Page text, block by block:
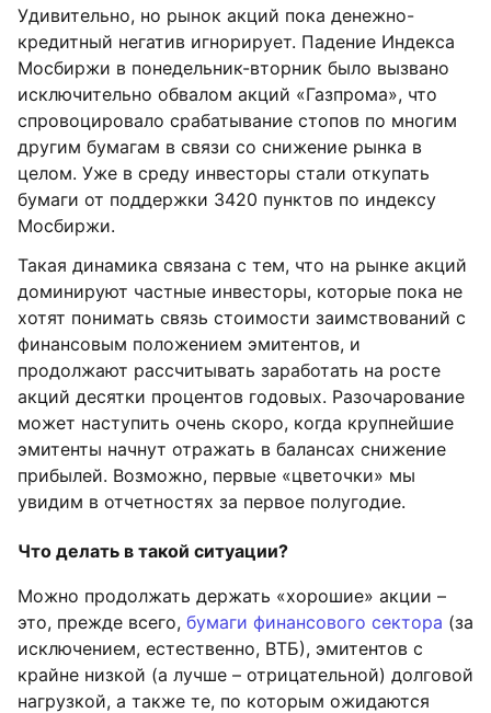
Удивительно, но рынок акций пока денежно-
кредитный негатив игнорирует. Падение Индекса
Мосбиржи в понедельник-вторник было вызвано
исключительно обвалом акций «Газпрома», что
спровоцировало срабатывание стопов по многим
другим бумагам в связи со снижение рынка в
целом. Уже в среду инвесторы стали откупать
бумаги от поддержки 3420 пунктов по индексу
Мосбиржи.
Такая динамика связана с тем, что на рынке акций
доминируют частные инвесторы, которые пока не
хотят понимать связь стоимости заимствований с
финансовым положением эмитентов, и
продолжают рассчитывать заработать на росте
акций десятки процентов годовых. Разочарование
может наступить очень скоро, когда крупнейшие
эмитенты начнут отражать в балансах снижение
прибылей. Возможно, первые «цветочки» мы
увидим в отчетностях за первое полугодие.
Что делать в такой ситуации?
Можно продолжать держать «хорошие» акции –
это, прежде всего, бумаги финансового сектора (за
исключением, естественно, ВТБ), эмитентов с
крайне низкой (а лучше – отрицательной) долговой
нагрузкой, а также те, по которым ожидаются